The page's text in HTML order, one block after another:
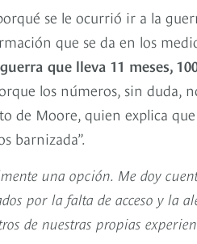
se le ocurrió ir a la
que se da en los
que lleva 11 meses,
los números, sin duda,
de Moore, quien explica
barnizada”.
una opción. Me doy
por la falta de acceso y la
de nuestras propias